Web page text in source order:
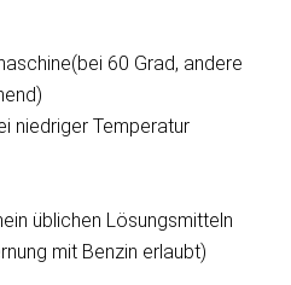
60 Grad, andere
niedriger Temperatur
üblichen Lösungsmitteln
mit Benzin erlaubt)